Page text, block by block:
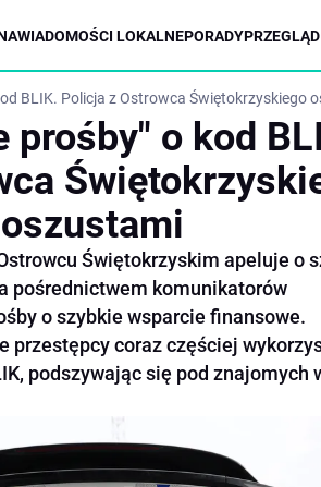
WIADOMOŚCI LOKALNEPORADY
BLIK. Policja z Ostrowca Świętokrzyskiego
prośby" o kod
Świętokrzyskim apeluje o
pośrednictwem komunikatorów
o szybkie wsparcie finansowe.
przestępcy coraz częściej
podszywając się pod znajomych